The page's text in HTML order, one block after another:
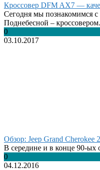
Кроссовер DFM AX7 —
Сегодня мы познакомимся
Поднебесной –
0
03.10.2017
Обзор: Jeep Grand Cherokee
В середине и в конце 90-ых
0
04.12.2016